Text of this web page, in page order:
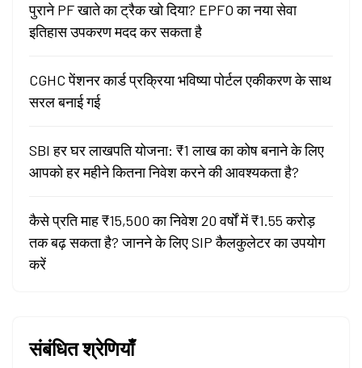
पुराने PF खाते का ट्रैक खो दिया? EPFO का नया सेवा
इतिहास उपकरण मदद कर सकता है
CGHC पेंशनर कार्ड प्रक्रिया भविष्या पोर्टल एकीकरण के साथ
सरल बनाई गई
SBI हर घर लाखपति योजना: ₹1 लाख का कोष बनाने के लिए
आपको हर महीने कितना निवेश करने की आवश्यकता है?
कैसे प्रति माह ₹15,500 का निवेश 20 वर्षों में ₹1.55 करोड़
तक बढ़ सकता है? जानने के लिए SIP कैलकुलेटर का उपयोग
करें
संबंधित श्रेणियाँ